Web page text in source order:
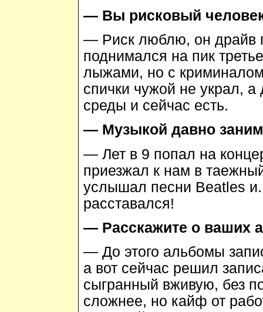
— Вы рисковый
— Риск люблю, он драйв
поднимался на пик
лыжами, но с
спички чужой не украл,
среды и сейчас есть.
— Музыкой давно
— Лет в 9 попал на
приезжал к нам в
услышал песни Beatles
расставался!
— Расскажите о ваших
— До этого альбомы
а вот сейчас решил
сыгранный вживую, без
сложнее, но кайф от